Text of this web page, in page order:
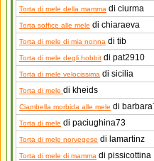
Torta di mele della mamma di ciurma
Torta soffice alle mele di chiaraeva
Torta di mele di mia nonna di tib
Torta di mele degli hobbit di pat2910
Torta di mele velocissima di sicilia
Torta di mele di kheids
Ciambella morbida alle mele di
Torta di mele di paciughina73
Torta di mele norvegese di lamartinz
Torta di mele di mamma di pissicottina